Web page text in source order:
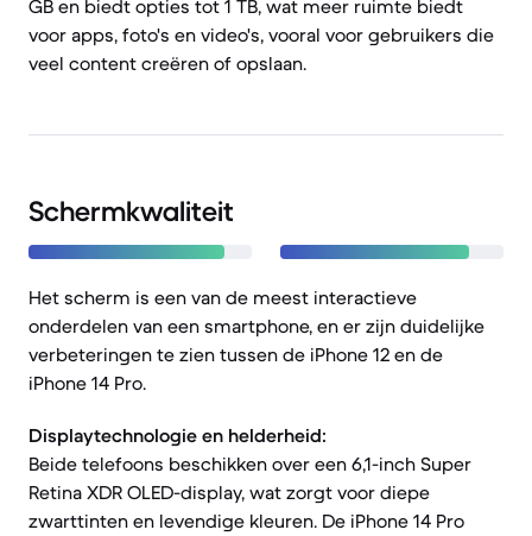
GB en biedt opties tot 1 TB, wat meer ruimte biedt
voor apps, foto's en video's, vooral voor gebruikers die
veel content creëren of opslaan.
Schermkwaliteit
Het scherm is een van de meest interactieve
onderdelen van een smartphone, en er zijn duidelijke
verbeteringen te zien tussen de iPhone 12 en de
iPhone 14 Pro.
Displaytechnologie en helderheid:
Beide telefoons beschikken over een 6,1-inch Super
Retina XDR OLED-display, wat zorgt voor diepe
zwarttinten en levendige kleuren. De iPhone 14 Pro